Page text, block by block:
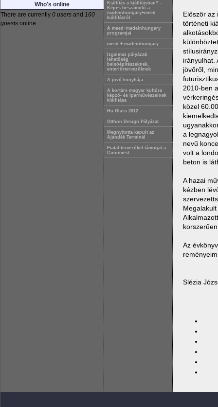
Who's online
There are currently 0 users and 160
guests online.
Kiállítás a kiállításban? -
Képes beszámoló a
madeinhungary+meed
kiállításról
A meed+madeinhungary
programjai
meed + madeinhungary
Izgalmas pályázati
lehetőség
belsőépítészeknek,
enteriőrtervezőknek
A jövő konyhája
A kortárs magyar kultúra
képző- és Iparművészeinek
kiállítása
Hu Glass 2012
Otthon Design Pályázat
Megnyitotta kapuit az
Ajándék Terminál
Fiatal tervezőket támogat a
Coninvest
Először az
történeti
irányulhat.
jövőről,
2010-ben
közel
a
nevű
volt a
beton is
A hazai
kézben
Az
Slézia